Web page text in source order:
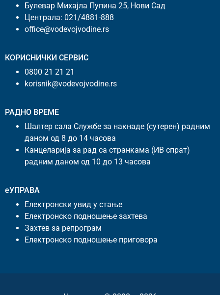
Булевар Михајла Пупина 25, Нови Сад
Централа: 021/4881-888
office@vodevojvodine.rs
КОРИСНИЧКИ СЕРВИС
0800 21 21 21
korisnik@vodevojvodine.rs
РАДНО ВРЕМЕ
Шалтер сала Службе за накнаде (сутерен) радним
даном од 8 до 14 часова
Канцеларија за рад са странкама (ИВ спрат)
радним даном од 10 до 13 часова
еУПРАВА
Електронски увид у стање
Електронско подношење захтева
Захтев за репрограм
Електронско подношење приговора